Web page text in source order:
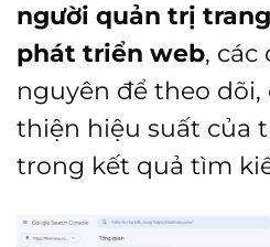
người quản trị
phát triển web, các
nguyên để theo dõi,
thiện hiệu suất của
trong kết quả tìm